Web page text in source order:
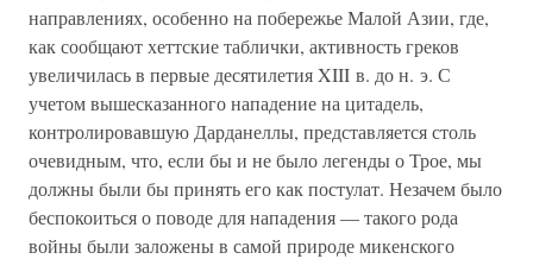
направлениях, особенно на побережье Малой Азии, где,
как сообщают хеттские таблички, активность греков
увеличилась в первые десятилетия XIII в. до н. э. С
учетом вышесказанного нападение на цитадель,
контролировавшую Дарданеллы, представляется столь
очевидным, что, если бы и не было легенды о Трое, мы
должны были бы принять его как постулат. Незачем было
беспокоиться о поводе для нападения — такого рода
войны были заложены в самой природе микенского